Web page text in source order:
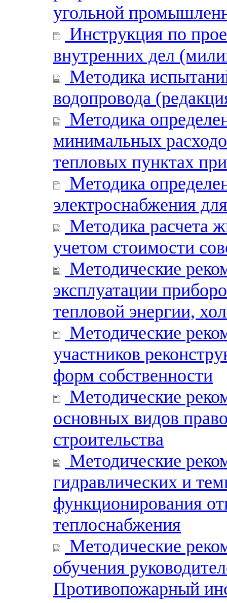
угольной
Инструкция по
внутренних дел
Методика
водопровода
Методика
минимальных
тепловых пунктах
Методика
электроснабжения
Методика расчета
учетом стоимости
Методические
эксплуатации
тепловой энергии,
Методические
участников
форм собственности
Методические
основных видов
строительства
Методические
гидравлических и
функционирования
теплоснабжения
Методические
обучения
Противопожарный